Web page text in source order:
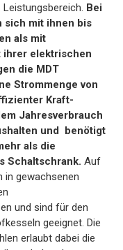
Bei
sich mit ihnen bis
als mit
ihrer elektrischen
die MDT
Strommenge von
Kraft-
Jahresverbrauch
und benötigt
als die
Schaltschrank. Auf
in gewachsenen
und sind für den
geeignet. Die
erlaubt dabei die